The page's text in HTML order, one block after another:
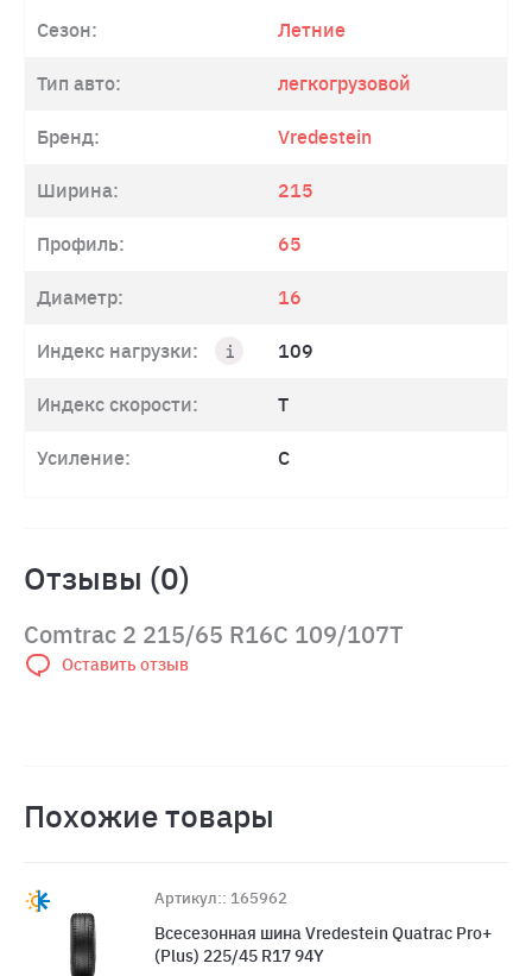
Сезон: Летние
Тип авто: легкогрузовой
Бренд: Vredestein
Ширина: 215
Профиль: 65
Диаметр: 16
Индекс нагрузки: 109
Индекс скорости: T
Усиление: C
Отзывы (0)
Comtrac 2 215/65 R16C 109/107T
Оставить отзыв
Похожие товары
Артикул:: 165962
Всесезонная шина Vredestein Quatrac Pro+
(Plus) 225/45 R17 94Y